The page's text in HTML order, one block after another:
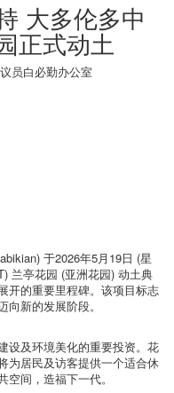
大多伦多中
正式动土
员白必勤办公室
于2026年5月19日 (星
兰亭花园 (亚洲花园) 动土典
开的重要里程碑。该项目标志
新的发展阶段。
设及环境美化的重要投资。花
为居民及访客提供一个适合休
间，造福下一代。